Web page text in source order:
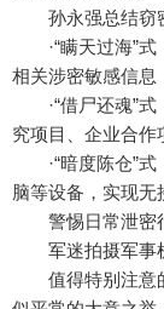
孙永强总结窃
·“瞒天过海”式
相关涉密敏感信息
·“借尸还魂”式
究项目、企业合作
·“暗度陈仓”式
脑等设备，实现无
警惕日常泄密
军迷拍摄军事
值得特别注意的